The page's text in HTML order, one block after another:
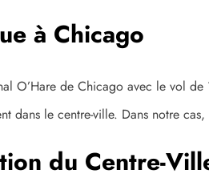
à Chicago
O’Hare de Chicago avec le vol
dans le centre-ville. Dans notre
du Centre-